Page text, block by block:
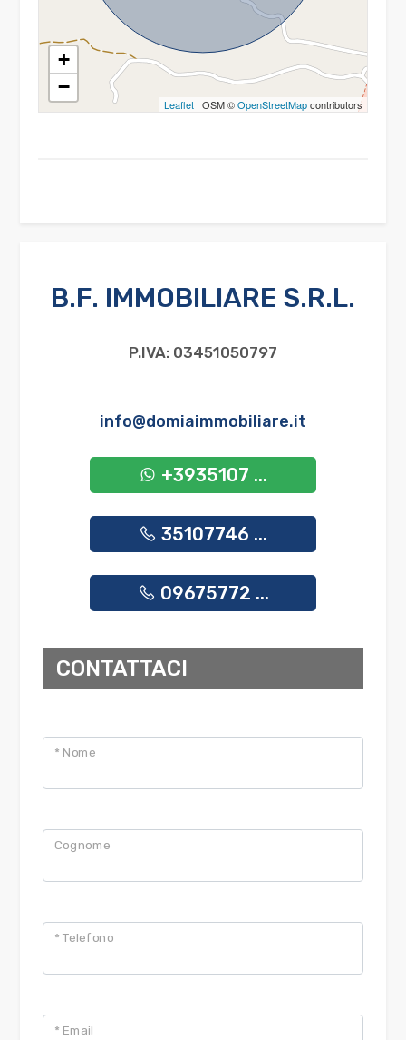
+
−
Leaflet| OSM ©OpenStreetMapcontributors
B.F. IMMOBILIARE S.R.L.
P.IVA: 03451050797
info@domiaimmobiliare.it
+3935107 ...
35107746 ...
09675772 ...
CONTATTACI
* Nome
Cognome
* Telefono
* Email